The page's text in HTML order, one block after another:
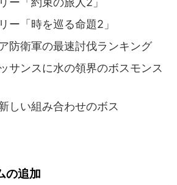
ー「時を巡る命題2」
防衛軍の最速討伐ランキング
サンスに水の領界のボスモンス
しい組み合わせのボス
の追加